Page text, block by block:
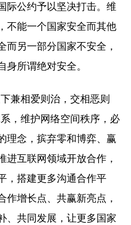
际公约予以坚决打击。维
不能一个国家安全而其他
而另一部分国家不安全，
身所谓绝对安全。
兼相爱则治，交相恶则
，维护网络空间秩序，必
理念，摈弃零和博弈、赢
进互联网领域开放合作，
，搭建更多沟通合作平
作增长点、共赢新亮点，
、共同发展，让更多国家